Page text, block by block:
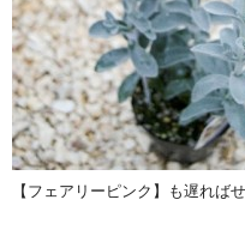
【フェアリーピンク】も遅れば